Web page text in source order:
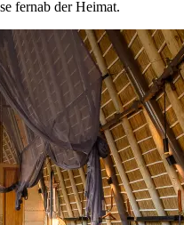
fernab der Heimat.